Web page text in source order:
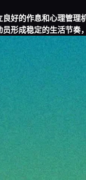
好的作息和心理管
形成稳定的生活节奏